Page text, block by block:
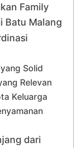
Family
Batu Malang
Solid
Relevan
Keluarga
dari